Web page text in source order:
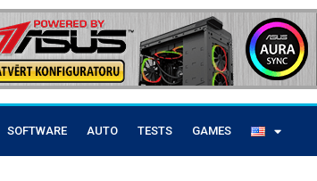
SOFTWARE AUTO TESTS GAMES